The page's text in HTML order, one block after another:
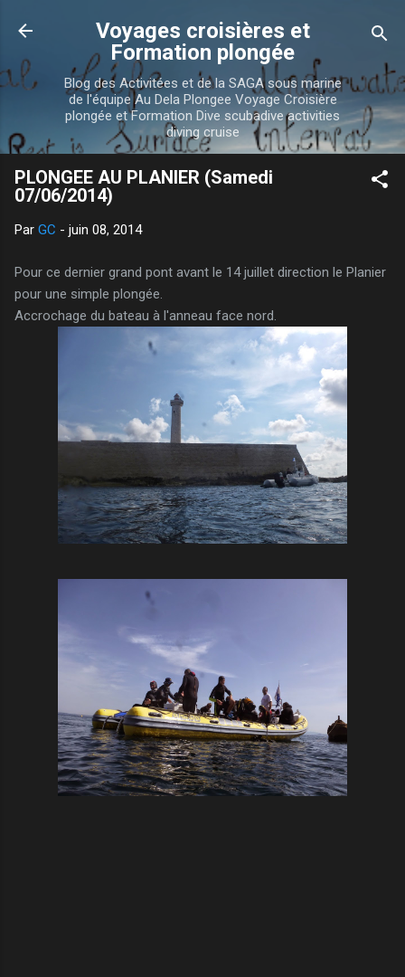
Accéder au contenu principal
Voyages croisières et
Formation plongée
Blog des Activitées et de la SAGA sous marine
de l'équipe Au Dela Plongee Voyage Croisière
plongée et Formation Dive scubadive activities
diving cruise
PLONGEE AU PLANIER (Samedi
07/06/2014)
Par GC - juin 08, 2014
Pour ce dernier grand pont avant le 14 juillet direction le Planier
pour une simple plongée.
Accrochage du bateau à l'anneau face nord.